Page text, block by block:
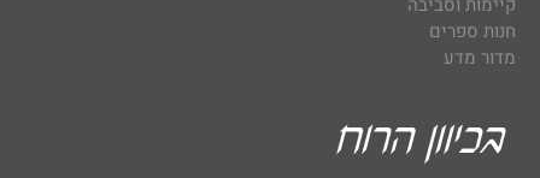
חנות ספרים
מדור מדע